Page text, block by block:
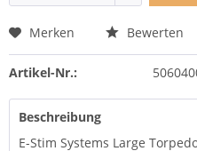
Merken Bewerten
Artikel-Nr.:
Beschreibung
E-Stim Systems Large